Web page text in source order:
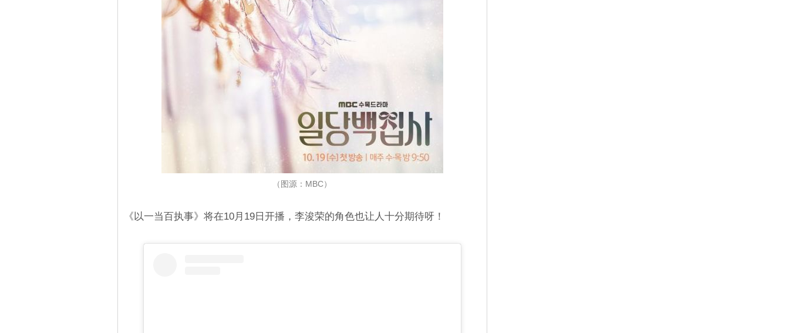
（图源：MBC）
《以一当百执事》将在10月19日开播，李浚荣的角色也让人十分期待呀！